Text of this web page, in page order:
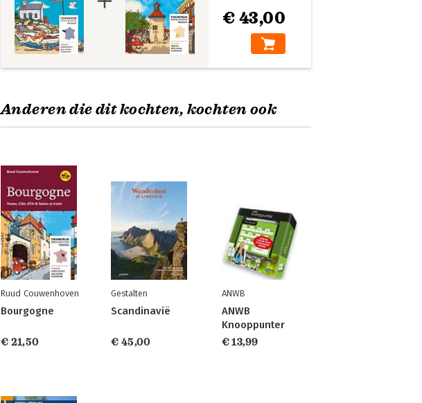
€ 43,00
Anderen die dit kochten, kochten ook
Ruud Couwenhoven
Bourgogne
€ 21,50
Gestalten
Scandinavië
€ 45,00
ANWB
ANWB
Knooppunter
€ 13,99